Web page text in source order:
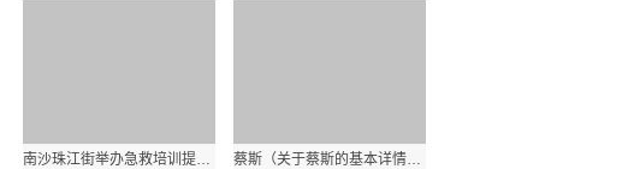
南沙珠江街举办急救培训提升全民救援力 蔡斯（关于蔡斯的基本详情介绍）